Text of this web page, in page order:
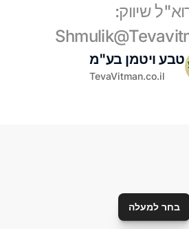
שיווק:
טבע ויטמן בע"מ
TevaVitman.co.il
בחר למעלה